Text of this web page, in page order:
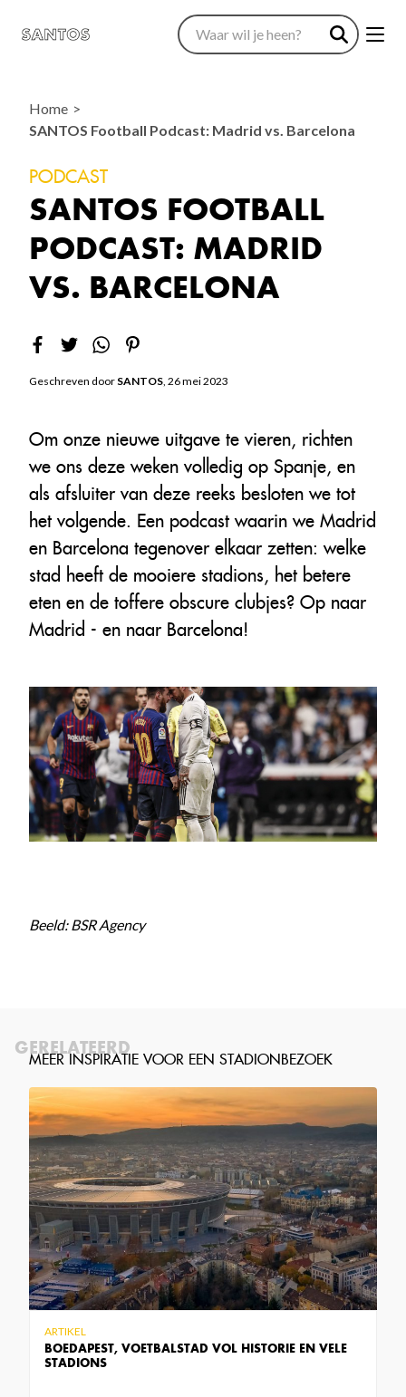
Home
SANTOS Football Podcast: Madrid vs. Barcelona
PODCAST
SANTOS FOOTBALL
PODCAST: MADRID
VS. BARCELONA
Geschreven door SANTOS, 26 mei 2023
Om onze nieuwe uitgave te vieren, richten
we ons deze weken volledig op Spanje, en
als afsluiter van deze reeks besloten we tot
het volgende. Een podcast waarin we Madrid
en Barcelona tegenover elkaar zetten: welke
stad heeft de mooiere stadions, het betere
eten en de toffere obscure clubjes? Op naar
Madrid - en naar Barcelona!
Beeld: BSR Agency
GERELATEERD
BOEDAPEST, VOETBALSTAD VOL HISTORIE EN VELE
STADIONS
ARTIKEL